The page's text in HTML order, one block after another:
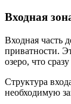
Входная
Входная часть
приватности.
озеро, что
Структура
необходимую